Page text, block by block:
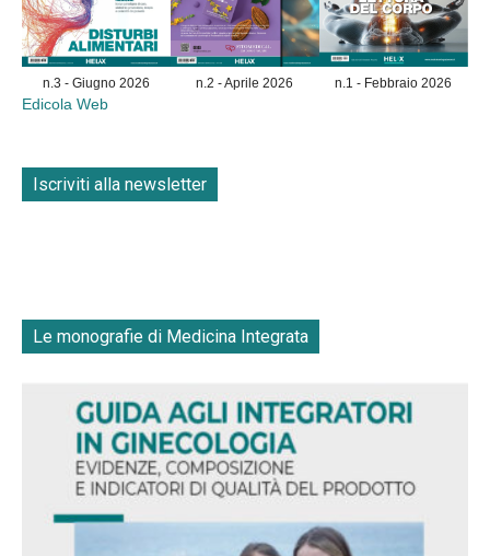
n.3 - Giugno 2026 n.2 - Aprile 2026 n.1 - Febbraio 2026
Edicola Web
Iscriviti alla newsletter
Le monografie di Medicina Integrata